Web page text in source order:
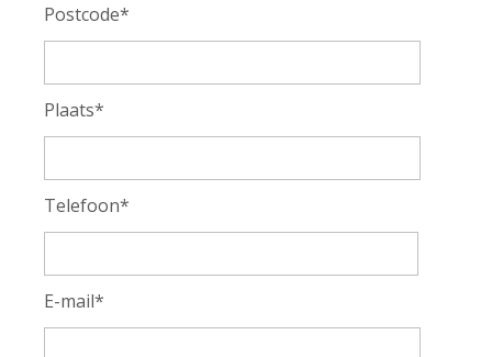
Postcode*
Plaats*
Telefoon*
E-mail*